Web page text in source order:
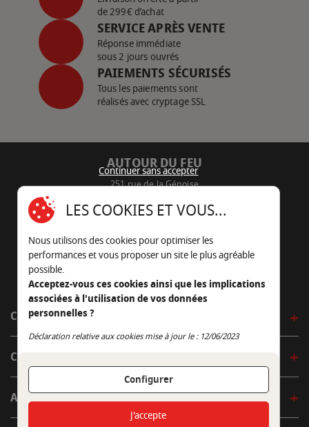
de 299€ d’achat
SERVICE APRÈS VENTE
Réponse immédiate
sous 2 jours ouvrés
PAIEMENTS SÉCURISÉS
Tous les paiements sont
réalisés avec cryptage SSL
AUTOUR DU FEU
251 rue de la Génoise
05 45 22 98 09
Nous envoyer un e-mail
CÔTÉ OUTDOOR
CÔTÉ INDOOR
AUTOUR DE LA TABLE
Continuer sans accepter
LES COOKIES ET VOUS...
Nous utilisons des cookies pour optimiser les
performances et vous proposer un site le plus agréable
possible.
Acceptez-vous ces cookies ainsi que les implications
associées à l'utilisation de vos données
personnelles ?
Déclaration relative aux cookies mise à jour le : 12/06/2023
Configurer
Continuer sans accepter
J'accepte